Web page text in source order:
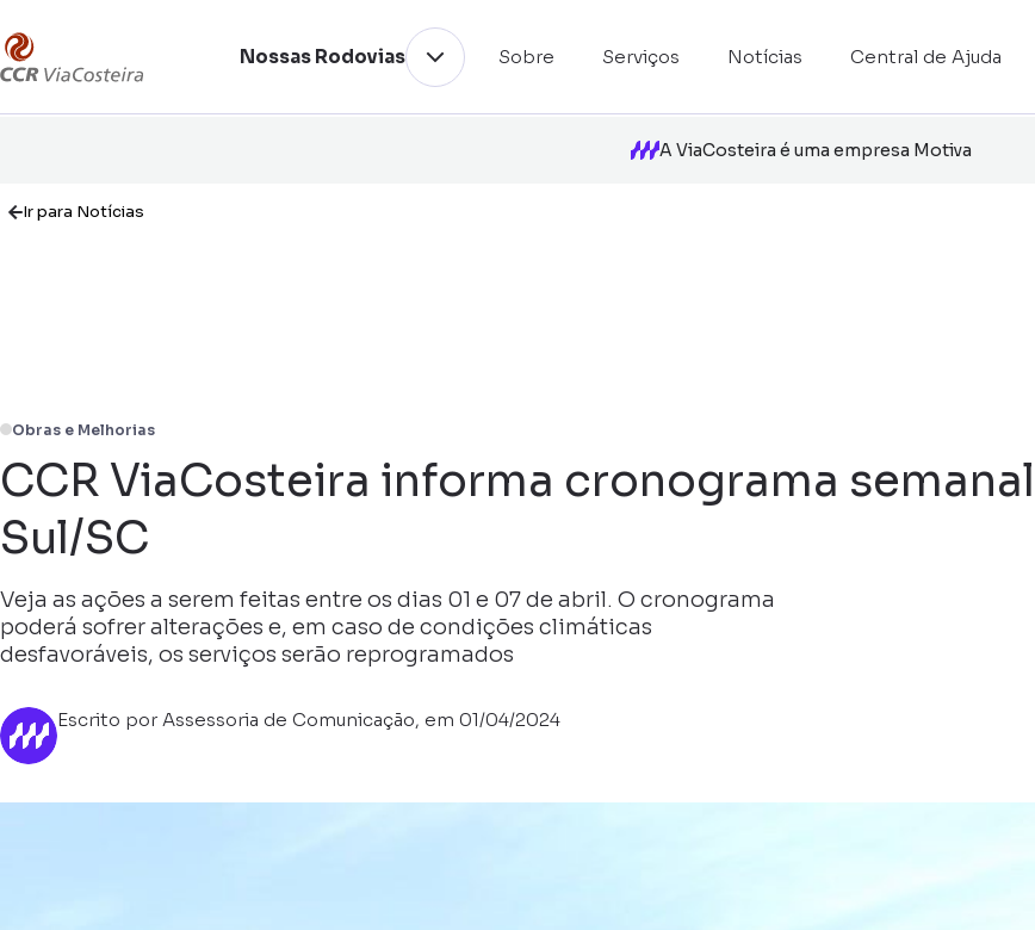
Nossas Rodovias Sobre Serviços Notícias Central de Ajuda
A ViaCosteira é uma empresa Motiva
Ir para Notícias
Obras e Melhorias
CCR ViaCosteira informa cronograma semanal
Sul/SC
Veja as ações a serem feitas entre os dias 01 e 07 de abril. O cronograma
poderá sofrer alterações e, em caso de condições climáticas
desfavoráveis, os serviços serão reprogramados
Escrito por Assessoria de Comunicação, em 01/04/2024